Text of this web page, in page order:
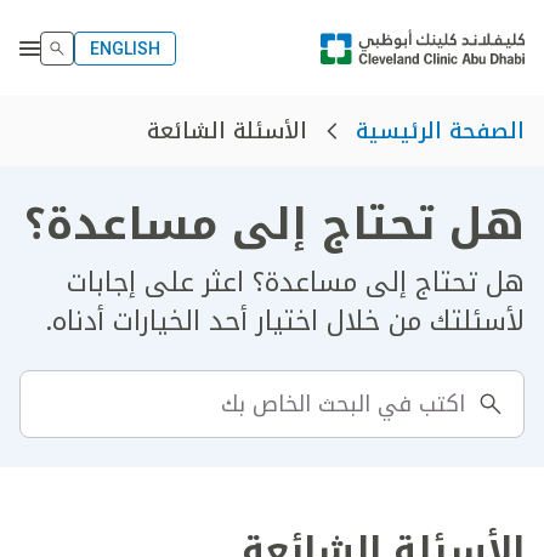
ENGLISH
الصفحة الرئيسية الأسئلة الشائعة
هل تحتاج إلى مساعدة؟
هل تحتاج إلى مساعدة؟ اعثر على إجابات
لأسئلتك من خلال اختيار أحد الخيارات أدناه.